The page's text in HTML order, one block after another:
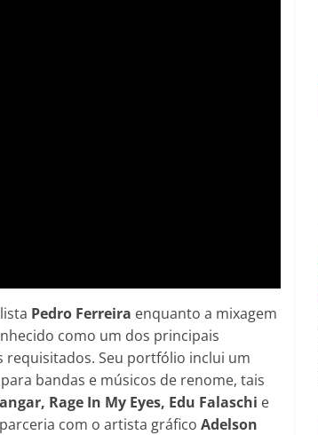
Pedro Ferreira enquanto a mixagem
como um dos principais
requisitados. Seu portfólio inclui um
bandas e músicos de renome, tais
Rage In My Eyes, Edu Falaschi e
com o artista gráfico Adelson